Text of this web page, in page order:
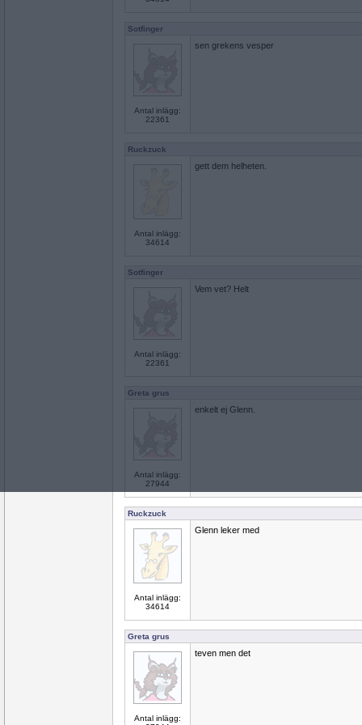
Sotfinger
Antal inlägg:
22361
sen grekens vesper
Ruckzuck
Antal inlägg:
34614
gett dem helheten.
Sotfinger
Antal inlägg:
22361
Vem vet? Helt
Greta grus
Antal inlägg:
27944
enkelt ej Glenn.
Ruckzuck
Antal inlägg:
34614
Glenn leker med
Greta grus
Antal inlägg:
teven men det